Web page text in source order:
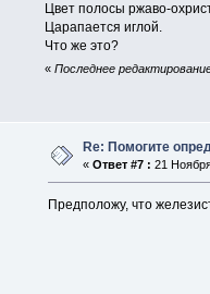
Цвет полосы ржаво-
Царапается иглой.
Что же это?
« Последнее
Re: Помогите
«Ответ #7 : 21
Предположу, что